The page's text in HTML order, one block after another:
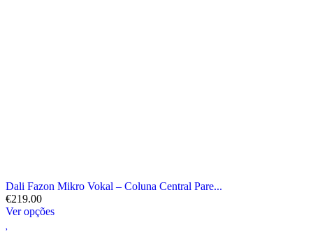
Dali Fazon Mikro Vokal – Coluna Central Pare...
€219.00
Ver opções